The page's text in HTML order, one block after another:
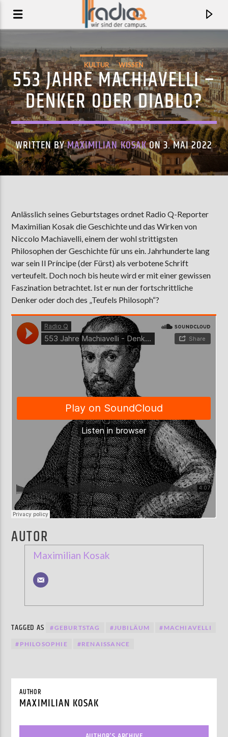
LIVE IT DOWN
TYLER BALLGAME
AKTUELLE SENDUNG
COFFEESHOP
09:00 12:00
ZU HÖREN INMünster90,9 MHz Steinfurt 103,9 MHz
KULTUR WISSEN
553 JAHRE MACHIAVELLI –
DENKER ODER DIABLO?
WRITTEN BYMAXIMILIAN KOSAKON 3. MAI 2022
Anlässlich seines Geburtstages ordnet Radio Q-Reporter
Maximilian Kosak die Geschichte und das Wirken von
Niccolo Machiavelli, einem der wohl strittigsten
Philosophen der Geschichte für uns ein. Jahrhunderte lang
war sein Il Príncipe (der Fürst) als verbotene Schrift
verteufelt. Doch noch bis heute wird er mit einer gewissen
Faszination betrachtet. Ist er nun der fortschrittliche
Denker oder doch des „Teufels Philosoph“?
AUTOR
Maximilian Kosak
TAGGED AS #GEBURTSTAG #JUBILÄUM #MACHIAVELLI
#PHILOSOPHIE #RENAISSANCE
AUTHOR
MAXIMILIAN KOSAK